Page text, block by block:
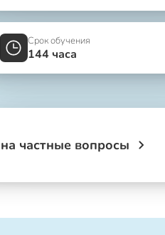
Срок обучения
144 часа
частные вопросы